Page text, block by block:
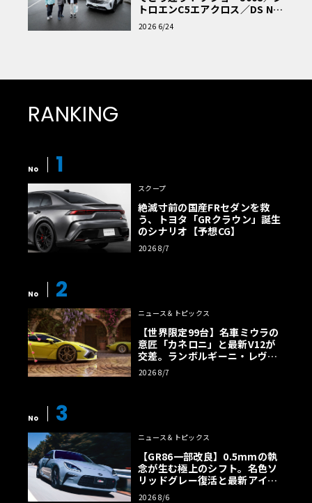
トロエンC5エアクロス／DS Nº4
読者一気乗りレポート
2026 6/24
RANKING
No 1
スクープ
絶滅寸前の国産FRセダンを救
う、トヨタ「GRクラウン」誕生
のシナリオ【予想CG】
2026 8/7
No 2
ニュース＆トピックス
【世界限定99台】名車ミウラの
意匠「カネロニ」と最新V12が
交差。ランボルギーニ・レヴエ
ルトに60周年記念車が登場
2026 8/7
No 3
ニュース＆トピックス
【GR86一部改良】0.5mmの執
念が生む極上のシフト。名色ソ
リッドグレー復活と最新アイサ
イトでFRの極みへ
2026 8/6